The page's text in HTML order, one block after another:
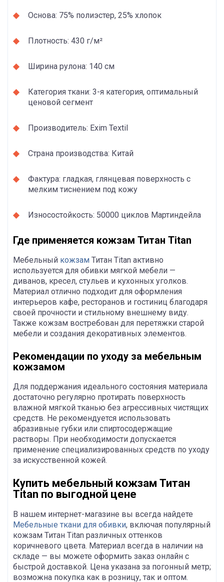
Основа: 75% полиэстер, 25% хлопок
Плотность: 430 г/м²
Ширина рулона: 140 см
Категория ткани: 3-я категория, оптимальный
ценовой сегмент
Производитель: Exim Textil
Страна производства: Китай
Фактура: гладкая, глянцевая поверхность с
мелким тиснением под кожу
Износостойкость: 50000 циклов Мартиндейла
Где применяется кожзам Титан Titan
Мебельный кожзам Титан Titan активно
используется для обивки мягкой мебели —
диванов, кресел, стульев и кухонных уголков.
Материал отлично подходит для оформления
интерьеров кафе, ресторанов и гостиниц благодаря
своей прочности и стильному внешнему виду.
Также кожзам востребован для перетяжки старой
мебели и создания декоративных элементов.
Рекомендации по уходу за мебельным
кожзамом
Для поддержания идеального состояния материала
достаточно регулярно протирать поверхность
влажной мягкой тканью без агрессивных чистящих
средств. Не рекомендуется использовать
абразивные губки или спиртосодержащие
растворы. При необходимости допускается
применение специализированных средств по уходу
за искусственной кожей.
Купить мебельный кожзам Титан
Titan по выгодной цене
В нашем интернет-магазине вы всегда найдете
Мебельные ткани для обивки, включая популярный
кожзам Титан Titan различных оттенков
коричневого цвета. Материал всегда в наличии на
складе — вы можете оформить заказ онлайн с
быстрой доставкой. Цена указана за погонный метр;
возможна покупка как в розницу, так и оптом.